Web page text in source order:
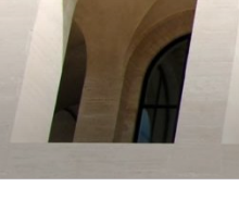
springen